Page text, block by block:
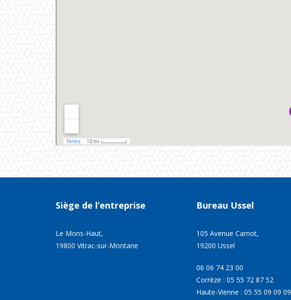
Siège de l’entreprise
Le Mons-Haut,
19800 Vitrac-sur-Montane
Bureau Ussel
105 Avenue Carnot,
19200 Ussel
06 06 74 23 00
Corrèze : 05 55 72 87 52
Haute-Vienne : 05 55 09 09 09